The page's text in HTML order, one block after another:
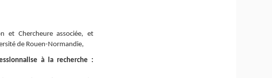
et Chercheure associée, et
de Rouen-Normandie,
à la recherche :